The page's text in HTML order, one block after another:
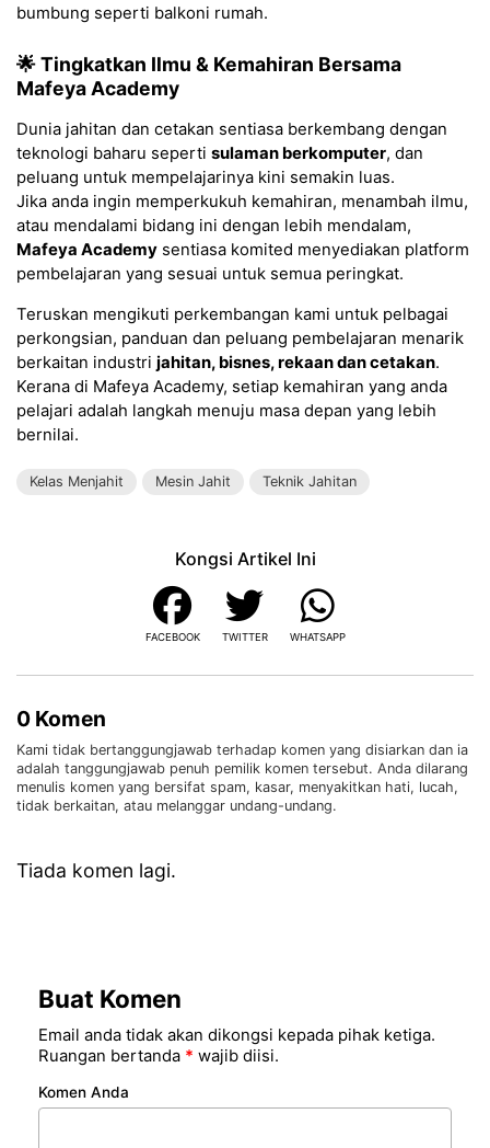
bumbung seperti balkoni rumah.
🌟 Tingkatkan Ilmu & Kemahiran Bersama
Mafeya Academy
Dunia jahitan dan cetakan sentiasa berkembang dengan
teknologi baharu seperti sulaman berkomputer, dan
peluang untuk mempelajarinya kini semakin luas.
Jika anda ingin memperkukuh kemahiran, menambah ilmu,
atau mendalami bidang ini dengan lebih mendalam,
Mafeya Academy sentiasa komited menyediakan platform
pembelajaran yang sesuai untuk semua peringkat.
Teruskan mengikuti perkembangan kami untuk pelbagai
perkongsian, panduan dan peluang pembelajaran menarik
berkaitan industri jahitan, bisnes, rekaan dan cetakan.
Kerana di Mafeya Academy, setiap kemahiran yang anda
pelajari adalah langkah menuju masa depan yang lebih
bernilai.
Kelas Menjahit Mesin Jahit Teknik Jahitan
Kongsi Artikel Ini
FACEBOOK TWITTER WHATSAPP
0 Komen
Kami tidak bertanggungjawab terhadap komen yang disiarkan dan ia
adalah tanggungjawab penuh pemilik komen tersebut. Anda dilarang
menulis komen yang bersifat spam, kasar, menyakitkan hati, lucah,
tidak berkaitan, atau melanggar undang-undang.
Tiada komen lagi.
Buat Komen
Email anda tidak akan dikongsi kepada pihak ketiga.
Ruangan bertanda * wajib diisi.
Komen Anda